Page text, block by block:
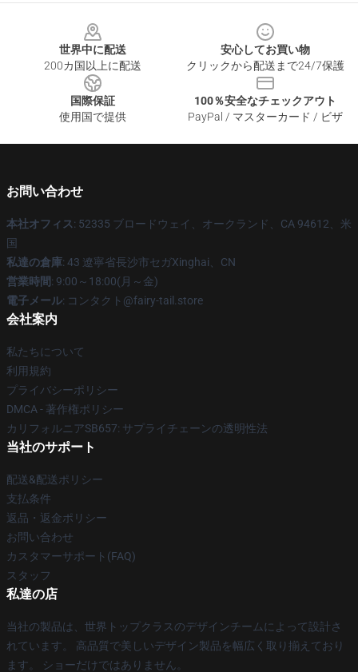
世界中に配送
200カ国以上に配送
安心してお買い物
クリックから配送まで24/7保護
国際保証
使用国で提供
100％安全なチェックアウト
PayPal / マスターカード / ビザ
お問い合わせ
本社オフィス: 52335 ブロードウェイ、オークランド、CA 94612、米
国
私達の倉庫: 43 遼寧省長沙市セガXinghai、CN
営業時間: 9:00～18:00(月～金)
電子メール: コンタクト@fairy-tail.store
会社案内
私たちについて
利用規約
プライバシーポリシー
DMCA - 著作権ポリシー
カリフォルニアSB657: サプライチェーンの透明性法
当社のサポート
配送&配送ポリシー
支払条件
返品・返金ポリシー
お問い合わせ
カスタマーサポート(FAQ)
スタッフ
私達の店
当社の製品は、世界トップクラスのデザインチームによって設計さ
れています。 高品質で美しいデザイン製品を幅広く取り揃えており
ます。 ショーだけではありません。